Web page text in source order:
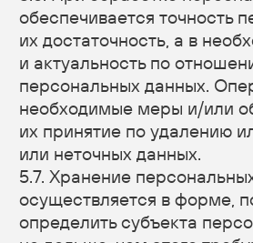
лицам, за исключением случаев,
с исполнением действующего
либо в случае, если субъектом
данных дано согласие Оператору на
данных третьему лицу для исполнения
обязательств по гражданско-
8.3. В случае выявления неточностей
в персональных данных, Пользователь
актуализировать их самостоятельно,
направления Оператору уведомление
электронной почты
Оператора privacy@thismywebsite.com
«Актуализация персональных данных».
8.4. Срок обработки персональных
определяется достижением целей, для